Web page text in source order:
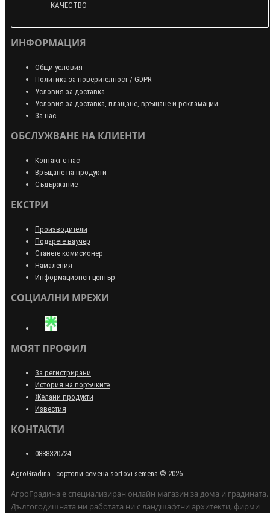
КАЧЕСТВО
ИНФОРМАЦИЯ
Общи условия
Политика за поверителност / GDPR
Условия за доставка
Условия за доставка, плащане, връщане и рекламации
За нас
ОБСЛУЖВАНЕ НА КЛИЕНТИ
Контакт с нас
Връщане на продукти
Съдържание
ЕКСТРИ
Производители
Подарете ваучер
Станете комисионер
Намаления
Информационен център
СОЦИАЛНИ МРЕЖИ
МОЯТ ПРОФИЛ
За регистрирани
История на поръчките
Желани продукти
Известия
КОНТАКТИ
0888320724
AgroGradina - сортови семена sortovi semena © 2026
АгроГрадина е специализиран онлайн магазин за дома и градината.
Дългогодишната ни работата ни с ландшафтни архитекти, фирми